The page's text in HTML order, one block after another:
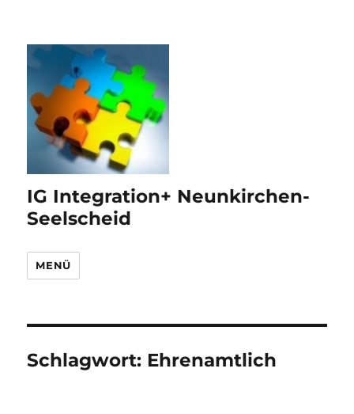
IG Integration+ Neunkirchen-
Seelscheid
MENÜ
Schlagwort: Ehrenamtlich